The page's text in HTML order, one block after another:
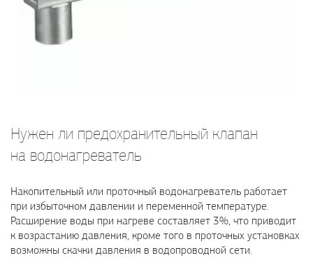
Нужен ли предохранительный клапан
на водонагреватель
Накопительный или проточный водонагреватель работает
при избыточном давлении и переменной температуре.
Расширение воды при нагреве составляет 3%, что приводит
к возрастанию давления, кроме того в проточных установках
возможны скачки давления в водопроводной сети.